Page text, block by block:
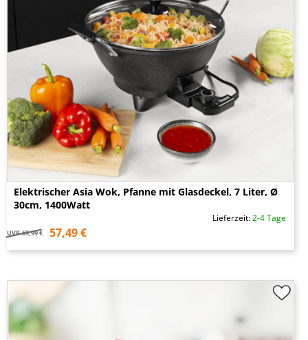
Elektrischer Asia Wok, Pfanne mit Glasdeckel, 7 Liter, Ø
30cm, 1400Watt
Lieferzeit:2-4 Tage
UVP 69,99 € 57,49 €